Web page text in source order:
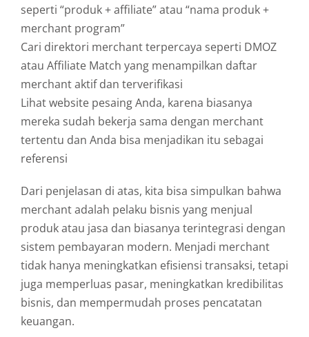
seperti “produk +affiliate”atau “nama produk +
merchant program”
Cari direktori merchantterpercaya seperti DMOZ
atau Affiliate Match yang menampilkan daftar
merchantaktifdan terverifikasi
Lihatwebsite pesaingAnda, karena biasanya
mereka sudah bekerja sama dengan merchant
tertentu dan Anda bisa menjadikan itu sebagai
referensi
Dari penjelasan di atas, kita bisa simpulkan bahwa
merchantadalah pelaku bisnis yang menjual
produkatau jasa dan biasanya terintegrasi dengan
sistem pembayaran modern. Menjadi merchant
tidak hanya meningkatkan efisiensi transaksi, tetapi
juga memperluas pasar, meningkatkan kredibilitas
bisnis, dan mempermudah proses pencatatan
keuangan.